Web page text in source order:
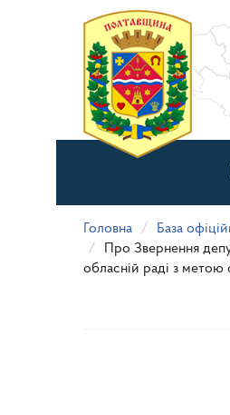
матеріалу
Головна
База
Про Звернення
обласній раді з метою